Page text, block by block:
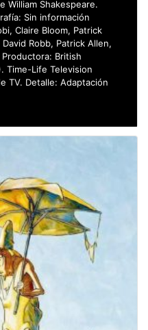
William Shakespeare.
Sin información
Claire Bloom, Patrick
Robb, Patrick Allen,
British
Time-Life Television
TV. Detalle: Adaptación